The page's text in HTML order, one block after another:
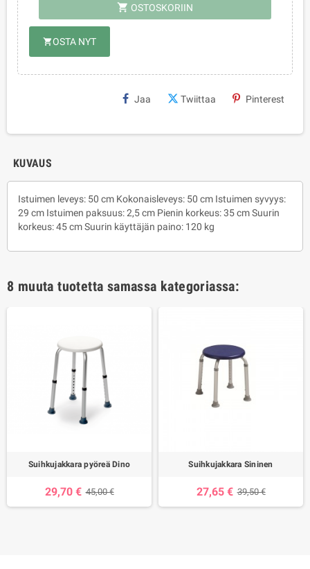
shopping_cart OSTOSKORIIN
shopping_cartOSTA NYT
Jaa Twiittaa Pinterest
KUVAUS
Istuimen leveys: 50 cm Kokonaisleveys: 50 cm Istuimen syvyys:
29 cm Istuimen paksuus: 2,5 cm Pienin korkeus: 35 cm Suurin
korkeus: 45 cm Suurin käyttäjän paino: 120 kg
8 muuta tuotetta samassa kategoriassa:
Suihkujakkara pyöreä Dino
29,70 € 45,00 €
Suihkujakkara Sininen
27,65 € 39,50 €